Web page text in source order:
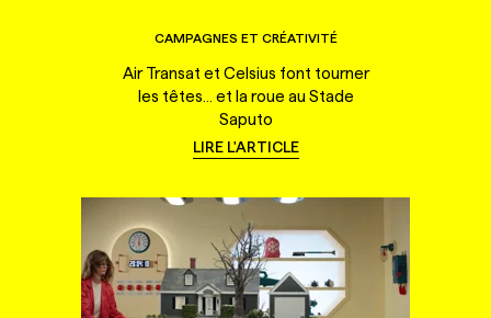
CAMPAGNES ET CRÉATIVITÉ
Air Transat et Celsius font tourner
les têtes... et la roue au Stade
Saputo
LIRE L'ARTICLE